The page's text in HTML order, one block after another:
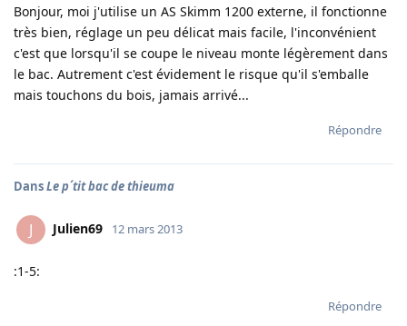
Bonjour, moi j'utilise un AS Skimm 1200 externe, il fonctionne
très bien, réglage un peu délicat mais facile, l'inconvénient
c'est que lorsqu'il se coupe le niveau monte légèrement dans
le bac. Autrement c'est évidement le risque qu'il s'emballe
mais touchons du bois, jamais arrivé...
Répondre
DansLe p´tit bac de thieuma
J Julien69 12 mars 2013
:1-5:
Répondre